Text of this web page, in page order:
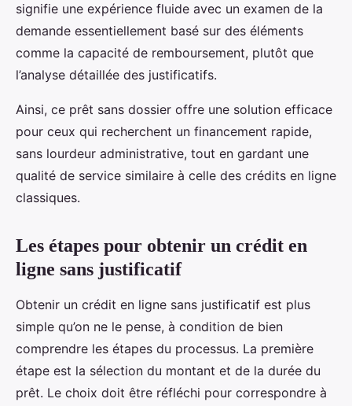
signifie une expérience fluide avec un examen de la
demande essentiellement basé sur des éléments
comme la capacité de remboursement, plutôt que
l’analyse détaillée des justificatifs.
Ainsi, ce prêt sans dossier offre une solution efficace
pour ceux qui recherchent un financement rapide,
sans lourdeur administrative, tout en gardant une
qualité de service similaire à celle des crédits en ligne
classiques.
Les étapes pour obtenir un crédit en
ligne sans justificatif
Obtenir un crédit en ligne sans justificatif est plus
simple qu’on ne le pense, à condition de bien
comprendre les étapes du processus. La première
étape est la sélection du montant et de la durée du
prêt. Le choix doit être réfléchi pour correspondre à